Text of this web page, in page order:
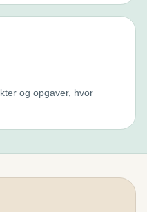
og opgaver, hvor